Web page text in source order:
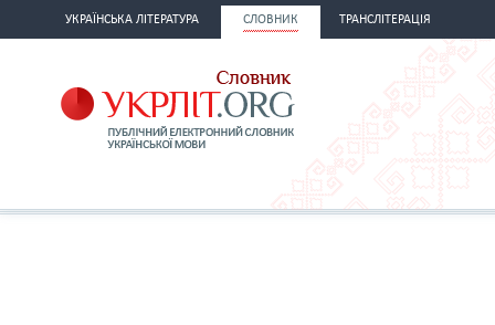
УКРАЇНСЬКА ЛІТЕРАТУРА СЛОВНИК ТРАНСЛІТЕРАЦІЯ